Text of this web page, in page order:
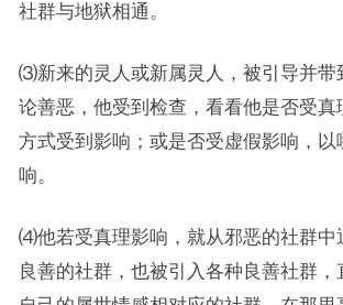
社群与地狱相通。
⑶新来的灵人或新属灵人，被引导并带
论善恶，他受到检查，看看他是否受真
方式受到影响；或是否受虚假影响，以
响。
⑷他若受真理影响，就从邪恶的社群中
良善的社群，也被引入各种良善社群，